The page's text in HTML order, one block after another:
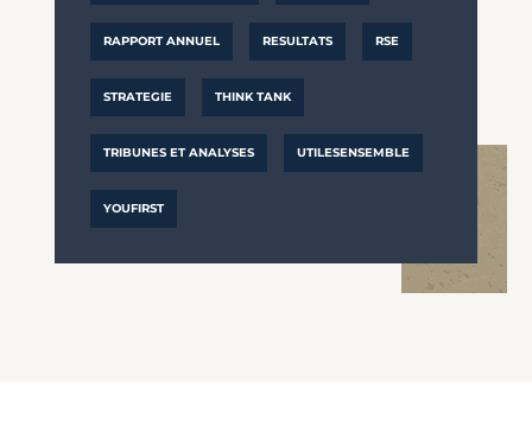
RAPPORT ANNUEL RESULTATS RSE
STRATEGIE THINK TANK
TRIBUNES ET ANALYSES UTILESENSEMBLE
YOUFIRST